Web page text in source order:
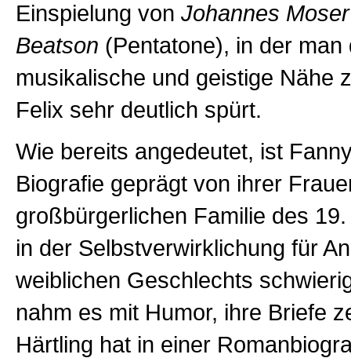
Einspielung von Johannes
Beatson (Pentatone), in der man
musikalische und geistige Nähe
Felix sehr deutlich spürt.
Wie bereits angedeutet, ist
Biografie geprägt von ihrer
großbürgerlichen Familie des
in der Selbstverwirklichung für
weiblichen Geschlechts
nahm es mit Humor, ihre Briefe
Härtling hat in einer